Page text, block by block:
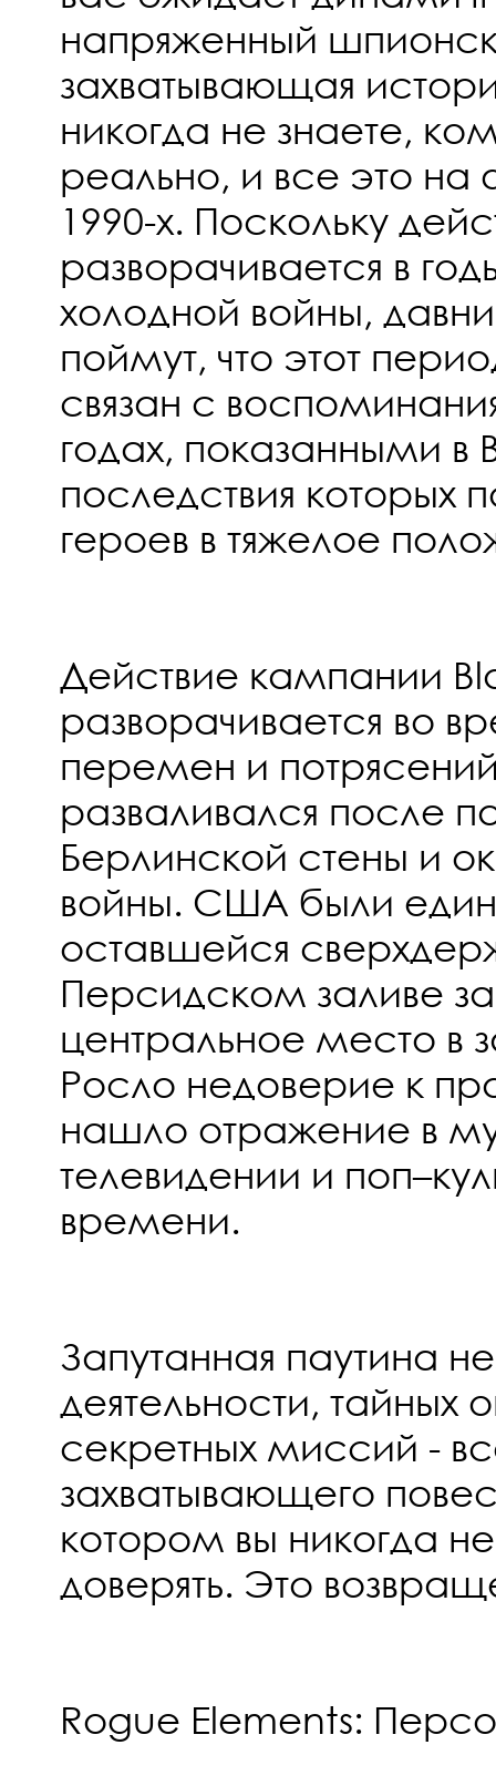
напряженный
захватывающая
никогда не знаете,
реально, и все это
1990-х. Поскольку
разворачивается в
холодной войны,
поймут, что этот
связан с
годах, показанными в
последствия которых
героев в тяжелое
Действие кампании
разворачивается во
перемен и
разваливался после
Берлинской стены и
войны. США были
оставшейся
Персидском заливе
центральное место в
Росло недоверие к
нашло отражение в
телевидении и
времени.
Запутанная паутина
деятельности, тайных
секретных миссий -
захватывающего
котором вы никогда
доверять. Это
Rogue Elements: